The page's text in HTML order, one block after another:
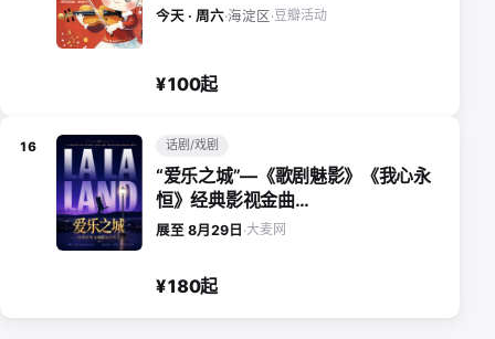
今天 · 周六·海淀区·豆瓣活动
¥100起
16 话剧/戏剧
“爱乐之城”—《歌剧魅影》《我心永
恒》经典影视金曲…
展至 8月29日 ·大麦网
¥180起